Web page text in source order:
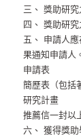
三、 獎助研
四、 獎助研
五、 申請人
果通知申請人
申請表
簡歷表（包括
研究計畫
推薦信一封以
六、 獲得獎